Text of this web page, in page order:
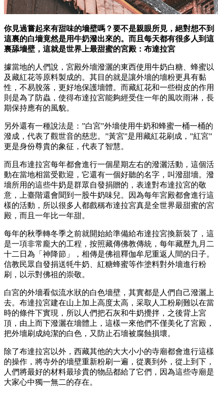
你見過嘗起來有甜味的墻壁嗎？要不是親眼所見，絕對想不到
這裏的白墻竟然是用牛奶潑出來的。而且每天都有很多人到這
裏舔墻壁，這就是世界上最甜蜜的宮殿：布達拉宮
據當地的人們說，宮殿外墻潑灑的東西使用牛奶白糖、蜂蜜以
及藏紅花等原料製成的。其目的就是讓外墻的墻粉更具有黏
性，不易脫落，更好地保護墻體。而藏紅花和一些樹皮的作用
則是為了防蟲，使得布達拉宮能夠經受住一年的風吹雨淋，長
期保持應有的風貌。
另外還有一種說法是：”白宮”外墻使用牛奶和蜂蜜一桶一桶的
潑成，代表了觀世音的慈悲。”黃宮”是用藏紅花刷成，”紅宮”
更是身份尊貴的象征，代表了智慧。
而且布達拉宮每年都會進行一個星期左右的潑灑活動，這個活
動在當地相當受歡迎，它還有一個好聽的名字，叫潑甜墻。潑
墻所用的這些牛奶是群眾自發捐贈的，表達對布達拉宮的敬
意，上臺階還會聞到一股牛奶味兒。因為每年宮殿都會進行這
樣的活動，所以很多人都戲稱布達拉宮真是全世界最甜蜜的宮
殿，而且一年比一年甜。
每年的秋季轉冬季之前就開始給準備給布達拉宮換新裝了，這
是一項非常龐大的工程，按照藏傳佛教傳統，每年藏歷九月二
十二日為「神降節」，相傳是佛祖釋伽牟尼重返人間的日子。
信教民眾自發捐送牦牛奶、紅糖蜂蜜等作塗料對外墻進行粉
刷，以示對佛祖的崇敬。
白宮的外墻看似流水狀的白色墻壁，其實都是人們自己潑灑上
去。布達拉宮建在山上加上高度太高，采取人工粉刷難以在當
時的條件下實現，所以人們把石灰和牛奶攪拌，之後背上宮
頂，由上而下潑灑在墻體上，這樣一來他們不僅美化了宮殿，
把外墻刷成純潔的白色，又防止石墻被腐蝕損壞。
除了布達拉宮以外，西藏其他的大大小小的寺廟都會進行這樣
的操作，將寺外的墻壁重新粉刷一遍，從裏到外，從上到下，
人們將最好的材料最珍貴的物品都給了它們，因為這些寺廟是
大家心中獨一無二的存在。